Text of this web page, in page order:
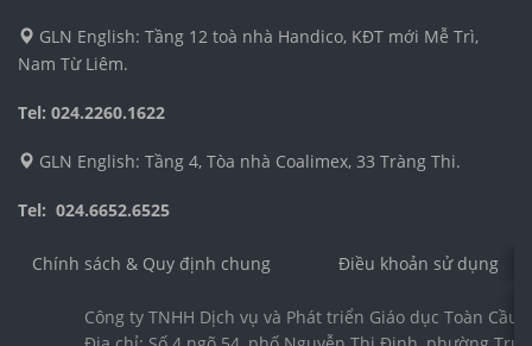
GLN English: Tầng 12 toà nhà Handico, KĐT mới Mễ Trì,
Nam Từ Liêm.
Tel: 024.2260.1622
GLN English: Tầng 4, Tòa nhà Coalimex, 33 Tràng Thi.
Tel: 024.6652.6525
Chính sách & Quy định chung Điều khoản sử dụng
Công ty TNHH Dịch vụ và Phát triển Giáo dục Toàn Cầu